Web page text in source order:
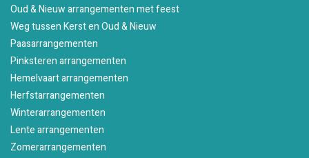
Oud & Nieuw arrangementen met feest
Weg tussen Kerst en Oud & Nieuw
Paasarrangementen
Pinksteren arrangementen
Hemelvaart arrangementen
Herfstarrangementen
Winterarrangementen
Lente arrangementen
Zomerarrangementen